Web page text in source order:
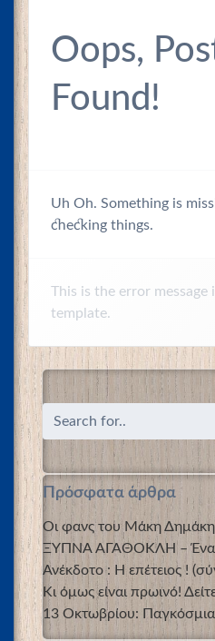
Oops,
Found!
Uh Oh. Something is
checking things.
This is the error message
template.
Πρόσφατα άρθρα
Οι φανς του Μάκη Δημάκη
ΞΥΠΝΑ ΑΓΑΘΟΚΛΗ – Ένα
Ανέκδοτο : Η επέτειος !
Κι όμως είναι πρωινό!
13 Οκτωβρίου: Παγκόσμια